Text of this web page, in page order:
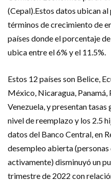
(Cepal).Estos datos ubican al
términos de crecimiento de
países donde el porcentaje
ubica entre el 6% y el 11.5%.
Estos 12 países son Belice,
México, Nicaragua, Panamá,
Venezuela, y presentan
nivel de reemplazo y los 2.5
datos del Banco Central, en
desempleo abierta
activamente) disminuyó un
trimestre de 2022 con